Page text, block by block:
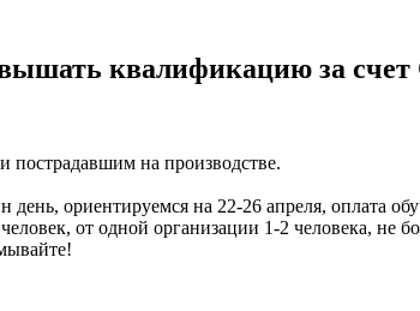
квалификацию за
пострадавшим на производстве.
день, ориентируемся на 22-26 апреля, оплата
от одной организации 1-2 человека, не